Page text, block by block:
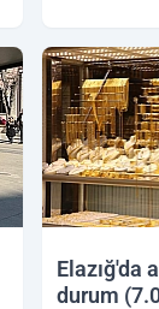
Elazığ'da
durum